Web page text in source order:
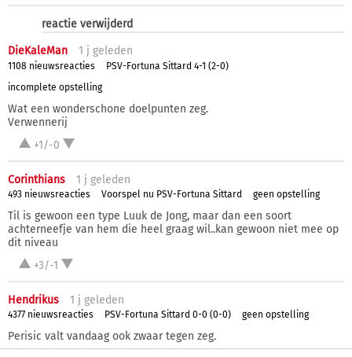
reactie verwijderd
DieKaleMan 1 j geleden
1108 nieuwsreacties
PSV-Fortuna Sittard 4-1 (2-0)
incomplete opstelling
Wat een wonderschone doelpunten zeg.
Verwennerij
+1/-0
Corinthians 1 j geleden
493 nieuwsreacties Voorspel nu PSV-Fortuna Sittard geen opstelling
Til is gewoon een type Luuk de Jong, maar dan een soort
achterneefje van hem die heel graag wil..kan gewoon niet mee op
dit niveau
+3/-1
Hendrikus 1 j geleden
4377 nieuwsreacties PSV-Fortuna Sittard 0-0 (0-0) geen opstelling
Perisic valt vandaag ook zwaar tegen zeg.